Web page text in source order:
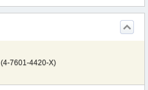
(4-7601-4420-X)